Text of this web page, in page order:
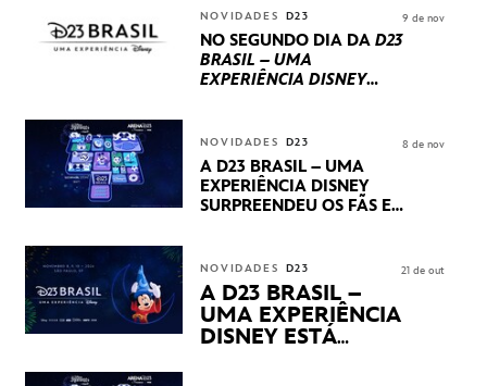
INTERNACIONAIS E
PRODUÇÕES BRASILEIRAS
NOVIDADES D23
NO SEGUNDO DIA DA D23
BRASIL – UMA
EXPERIÊNCIA DISNEY
STUDIOS REVELARAM
PRÉVIAS E NOVIDADES
DOS SEUS PRÓXIMOS
LANÇAMENTOS
9 de nov
NOVIDADES D23
A D23 BRASIL – UMA
EXPERIÊNCIA DISNEY
SURPREENDEU OS FÃS EM
APRESENTAÇÕES E
PRODUTOS EXCLUSIVOS
NO TRANSAMÉRICA EXPO
CENTER EM SÃO PAULO
8 de nov
NOVIDADES D23
A D23 BRASIL –
UMA EXPERIÊNCIA
DISNEY ESTÁ
21 de out